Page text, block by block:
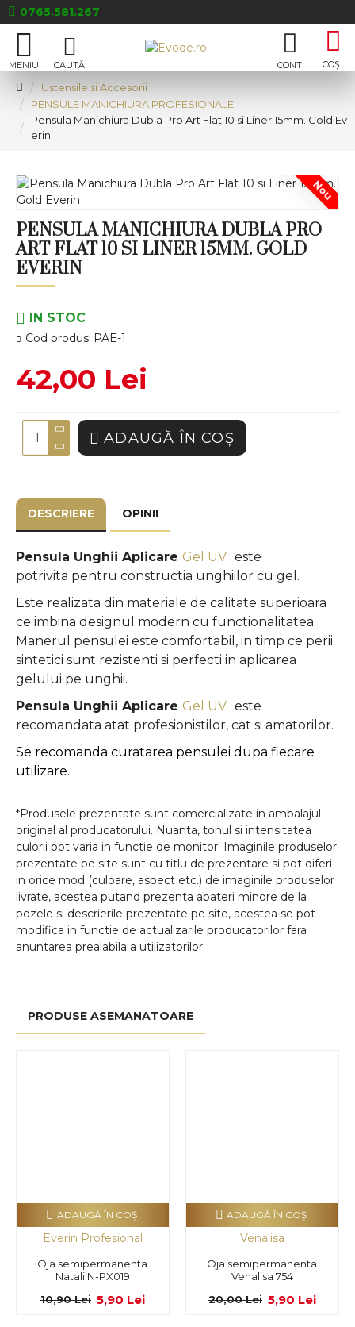
0765.581.267
Ustensile si Accesorii
PENSULE MANICHIURA PROFESIONALE
Pensula Manichiura Dubla Pro Art Flat 10 si Liner 15mm. Gold Ev
erin
Nou
PENSULA MANICHIURA DUBLA PRO
ART FLAT 10 SI LINER 15MM. GOLD
EVERIN
IN STOC
Cod produs: PAE-1
42,00 Lei
ADAUGĂ ÎN COŞ
DESCRIERE OPINII
Pensula Unghii Aplicare Gel UV este
potrivita pentru constructia unghiilor cu gel.
Este realizata din materiale de calitate superioara
ce imbina designul modern cu functionalitatea.
Manerul pensulei este comfortabil, in timp ce perii
sintetici sunt rezistenti si perfecti in aplicarea
gelului pe unghii.
Pensula Unghii Aplicare Gel UV este
recomandata atat profesionistilor, cat si amatorilor.
Se recomanda curatarea pensulei dupa fiecare
utilizare.
*Produsele prezentate sunt comercializate in ambalajul
original al producatorului. Nuanta, tonul si intensitatea
culorii pot varia in functie de monitor. Imaginile produselor
prezentate pe site sunt cu titlu de prezentare si pot diferi
in orice mod (culoare, aspect etc.) de imaginile produselor
livrate, acestea putand prezenta abateri minore de la
pozele si descrierile prezentate pe site, acestea se pot
modifica in functie de actualizarile producatorilor fara
anuntarea prealabila a utilizatorilor.
PRODUSE ASEMANATOARE
Everin Profesional
Oja semipermanenta
Natali N-PX019
5,90 Lei
10,90 Lei
ADAUGĂ ÎN COŞ
Venalisa
Oja semipermanenta
Venalisa 754
5,90 Lei
20,00 Lei
ADAUGĂ ÎN COŞ